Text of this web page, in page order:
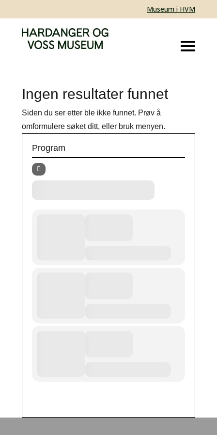
Museum i HVM
Ingen resultater funnet
Siden du ser etter ble ikke funnet. Prøv å
omformulere søket ditt, eller bruk menyen.
Program